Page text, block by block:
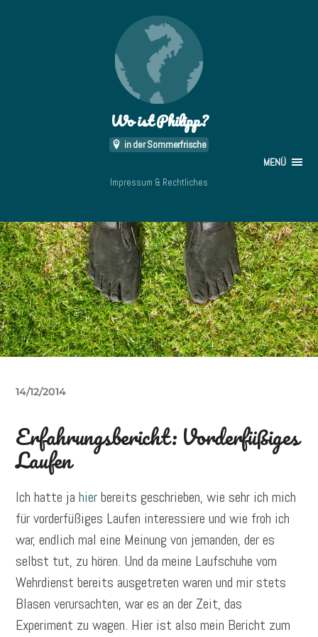
Wo ist Philipp?
in der Sommerfrische
MENÜ
Impressum & Rechtliches
14/12/2014
Erfahrungsbericht: Vorderfüßiges
Laufen
Ich hatte jahierbereits geschrieben, wie sehr ich mich
für vorderfüßiges Laufen interessiere und wie froh ich
war, endlich mal eine Meinung von jemanden, der es
selbst tut, zu hören. Und da meine Laufschuhe vom
Wehrdienst bereits ausgetreten waren und mir stets
Blasen verursachten, war es an der Zeit, das
Experiment zu wagen. Hier ist also mein Bericht zum